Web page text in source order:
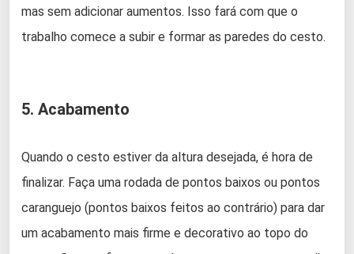
mas sem adicionar aumentos. Isso fará com que o
trabalho comece a subir e formar as paredes do cesto.
5. Acabamento
Quando o cesto estiver da altura desejada, é hora de
finalizar. Faça uma rodada de pontos baixos ou pontos
caranguejo (pontos baixos feitos ao contrário) para dar
um acabamento mais firme e decorativo ao topo do